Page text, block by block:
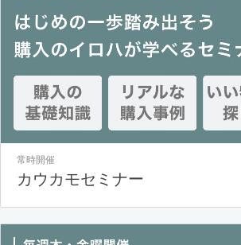
常時開催
カウカモセミナー